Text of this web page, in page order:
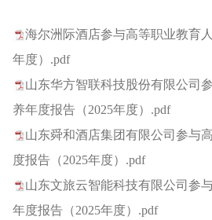
海尔洲际酒店参与高等职业教育
年度）.pdf
山东华方智联科技股份有限公司
养年度报告（2025年度）.pdf
山东舜和酒店集团有限公司参与
度报告（2025年度）.pdf
山东文旅云智能科技有限公司参
年度报告（2025年度）.pdf